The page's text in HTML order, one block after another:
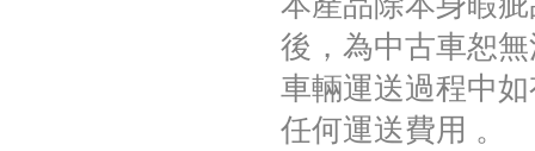
後，為中古車恕
車輛運送過程中
任何運送費用 。